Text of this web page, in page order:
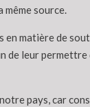
même source.
en matière de
de leur permettre
pays, car